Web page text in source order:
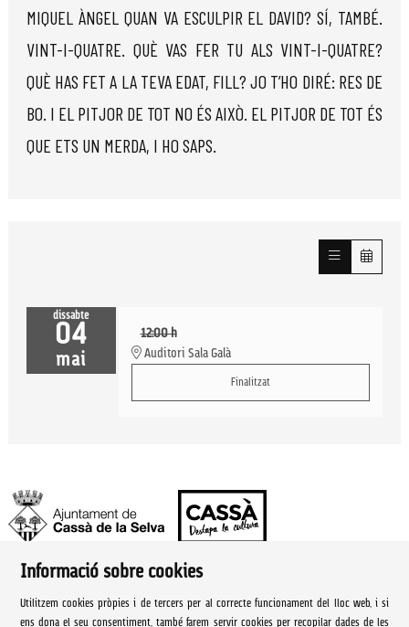
MIQUEL ÀNGEL QUAN VA ESCULPIR EL DAVID? SÍ, TAMBÉ.
VINT-I-QUATRE. QUÈ VAS FER TU ALS VINT-I-QUATRE?
QUÈ HAS FET A LA TEVA EDAT, FILL? JO T’HO DIRÉ: RES DE
BO. I EL PITJOR DE TOT NO ÉS AIXÒ. EL PITJOR DE TOT ÉS
QUE ETS UN MERDA, I HO SAPS.
dissabte
04
mai
12:00 h
Auditori Sala Galà
Finalitzat
Informació sobre cookies
Utilitzem cookies pròpies i de tercers per al correcte funcionament del lloc web, i si
ens dona el seu consentiment, també farem servir cookies per recopilar dades de les